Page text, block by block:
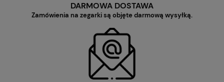
DARMOWA DOSTAWA
Zamówienia na zegarki są objęte darmową wysyłką.